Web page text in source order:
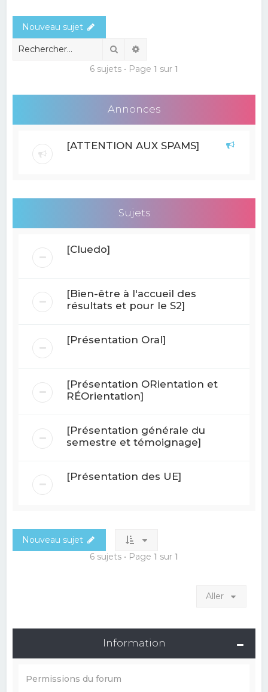
r
Nouveau sujet
Rechercher
6 sujets • Page 1 sur 1
Annonces
[ATTENTION AUX SPAMS]
Sujets
[Cluedo]
[Bien-être à l'accueil des
résultats et pour le S2]
[Présentation Oral]
[Présentation ORientation et
RÉOrientation]
[Présentation générale du
semestre et témoignage]
[Présentation des UE]
Nouveau sujet
6 sujets • Page 1 sur 1
Aller
Information
Permissions du forum